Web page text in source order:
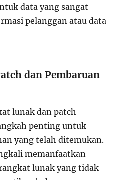
data yang sangat
pelanggan atau data
dan Pembaruan
lunak dan patch
penting untuk
yang telah ditemukan.
memanfaatkan
lunak yang tidak